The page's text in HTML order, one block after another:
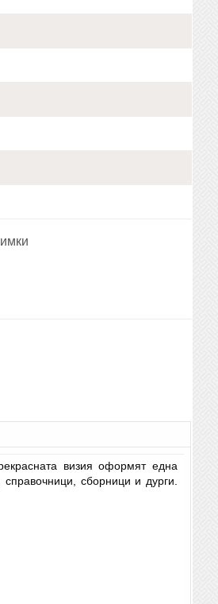
визия оформят една
сборници и дурги.